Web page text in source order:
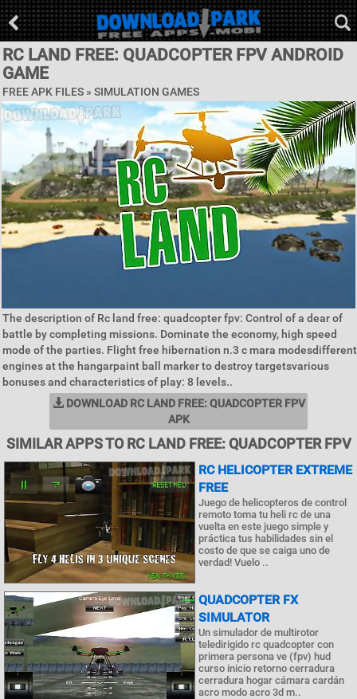
RC LAND FREE: QUADCOPTER FPV ANDROID
GAME
FREE APK FILES » SIMULATION GAMES
The description of Rc land free: quadcopter fpv: Control of a dear of
battle by completing missions. Dominate the economy, high speed
mode of the parties. Flight free hibernation n.3 c mara modesdifferent
engines at the hangarpaint ball marker to destroy targetsvarious
bonuses and characteristics of play: 8 levels..
DOWNLOAD RC LAND FREE: QUADCOPTER FPV
APK
SIMILAR APPS TO RC LAND FREE: QUADCOPTER FPV
RC HELICOPTER EXTREME
FREE
Juego de helicopteros de control
remoto toma tu heli rc de una
vuelta en este juego simple y
práctica tus habilidades sin el
costo de que se caiga uno de
verdad! Vuelo ..
QUADCOPTER FX
SIMULATOR
Un simulador de multirotor
teledirigido rc quadcopter con
primera persona ve (fpv) hud
curso inicio retorno cerradura
cerradura hogar cámara cardán
acro modo acro 3d m..